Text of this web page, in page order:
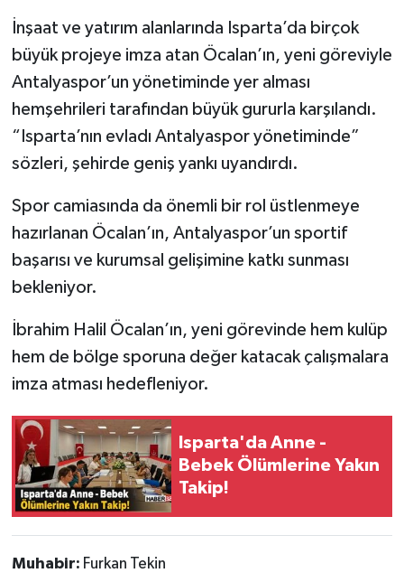
İnşaat ve yatırım alanlarında Isparta’da birçok
büyük projeye imza atan Öcalan’ın, yeni göreviyle
Antalyaspor’un yönetiminde yer alması
hemşehrileri tarafından büyük gururla karşılandı.
“Isparta’nın evladı Antalyaspor yönetiminde”
sözleri, şehirde geniş yankı uyandırdı.
Spor camiasında da önemli bir rol üstlenmeye
hazırlanan Öcalan’ın, Antalyaspor’un sportif
başarısı ve kurumsal gelişimine katkı sunması
bekleniyor.
İbrahim Halil Öcalan’ın, yeni görevinde hem kulüp
hem de bölge sporuna değer katacak çalışmalara
imza atması hedefleniyor.
Isparta'da Anne -
Bebek Ölümlerine Yakın
Takip!
Muhabir: Furkan Tekin
Spor
Tarihi Yapılarımız
Teknoloji
Yerel